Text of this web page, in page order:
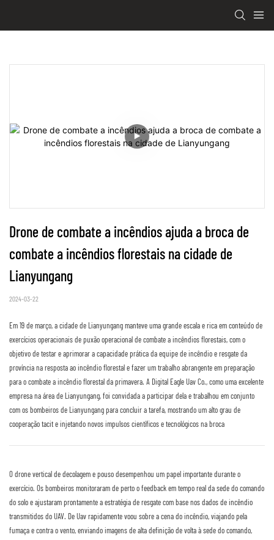
Drone de combate a incêndios ajuda a broca de
combate a incêndios florestais na cidade de
Lianyungang
2024-03-22
Em 19 de março, a cidade de Lianyungang manteve uma grande escala e rica em conteúdo de
exercícios operacionais de puxão operacional de combate a incêndios florestais, com o
objetivo de testar e aprimorar a capacidade prática da equipe de incêndio e resgate da
província na resposta ao incêndio florestal e fazer um trabalho abrangente em preparação
para o combate a incêndio florestal da primavera. A Digital Eagle Uav Co., como uma excelente
empresa na área de Lianyungang, foi convidada a participar dela e trabalhou em conjunto
com os bombeiros de Lianyungang para concluir a tarefa, mostrando um alto grau de
cooperação tacit e injetando novos impulsos científicos e tecnológicos na broca
O drone vertical de decolagem e pouso desempenhou um papel importante durante o
exercício. Os bombeiros monitoraram de perto o feedback em tempo real da sede do comando
do solo e ajustaram prontamente a estratégia de resgate com base nos dados de incêndio
transmitidos do UAV. De Uav rapidamente voou sobre a cena do incêndio, viajando pela
fumaça e contra o vento, enviando imagens de alta definição de volta à sede do comando,